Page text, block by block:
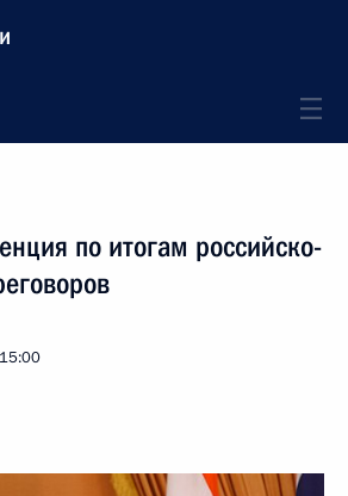
по итогам российско-
15:00